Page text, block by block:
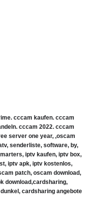
cccam kaufen. cccam
cccam 2022. cccam
server one year, ,oscam
senderliste, software, by,
iptv kaufen, iptv box,
iptv apk, iptv kostenlos,
patch, oscam download,
download,cardsharing,
cardsharing angebote